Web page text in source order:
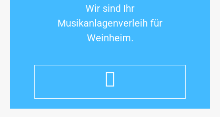
Wir sind Ihr
Musikanlagenverleih für
Weinheim.